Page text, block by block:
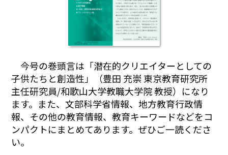
今号の巻頭言は「潜在的クリエイターとしての
子供たちと創造性」（豊田 充崇 東京教育研究所
主任研究員/和歌山大学教職大学院 教授）になり
ます。また、文部科学省情報、地方教育行政情
報、その他の教育情報、教育キーワードなどをコ
ンパクトにまとめてあります。ぜひご一読くださ
い。